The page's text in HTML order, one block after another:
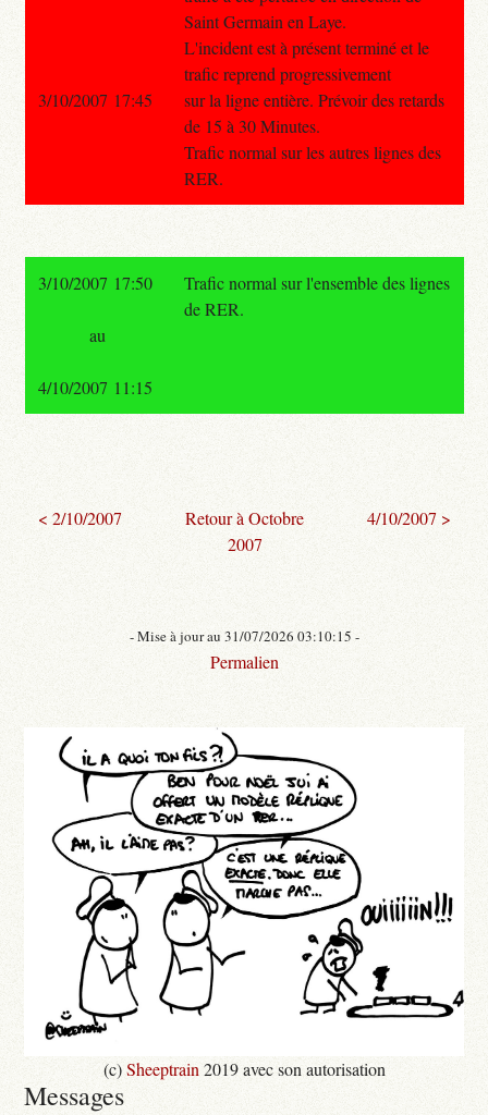
Saint Germain en Laye.
L'incident est à présent terminé et le
trafic reprend progressivement
sur la ligne entière. Prévoir des retards
de 15 à 30 Minutes.
Trafic normal sur les autres lignes des
RER.
3/10/2007 17:45
3/10/2007 17:50
Trafic normal sur l'ensemble des lignes
de RER.
au
4/10/2007 11:15
< 2/10/2007
Retour à Octobre
2007
4/10/2007 >
- Mise à jour au 31/07/2026 03:10:15 -
Permalien
(c)Sheeptrain 2019 avec son autorisation
Messages